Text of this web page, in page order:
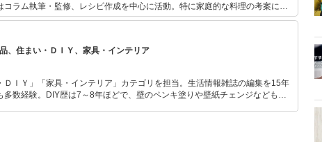
コラム執筆・監修、レシピ作成を中心に活動。特に家庭的な料理の考案に力
イメージやコンセプトに沿った料理を提案し、消費者に商品の価値を伝える
、住まい・ＤＩＹ、家具・インテリア
ＤＩＹ」「家具・インテリア」カテゴリを担当。生活情報雑誌の編集を15年
多数経験。DIY歴は7～8年ほどで、壁のペンキ塗りや壁紙チェンジなどもチ